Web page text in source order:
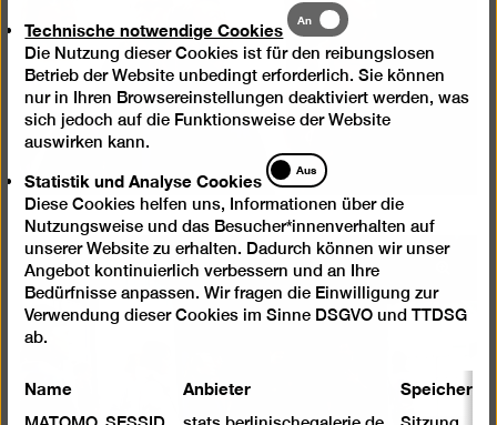
öffnen
in
einer
öffnen
Technische notwendige Cookies
Technische
notwendige
Cookies
An
Die Nutzung dieser Cookies ist für den reibungslosen
Betrieb der Website unbedingt erforderlich. Sie können
nur in Ihren Browsereinstellungen deaktiviert werden, was
sich jedoch auf die Funktionsweise der Website
auswirken kann.
Statistik und Analyse Cookies
Statistik
und
Analyse
Cookies
Aus
Diese Cookies helfen uns, Informationen über die
Nutzungsweise und das Besucher*innenverhalten auf
unserer Website zu erhalten. Dadurch können wir unser
Angebot kontinuierlich verbessern und an Ihre
Bedürfnisse anpassen. Wir fragen die Einwilligung zur
Verwendung dieser Cookies im Sinne DSGVO und TTDSG
ab.
Name Anbieter